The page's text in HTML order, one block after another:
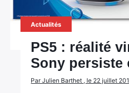
Actualités
PS5 : réalité
Sony persiste
Par Julien Barthet , le 22 juillet